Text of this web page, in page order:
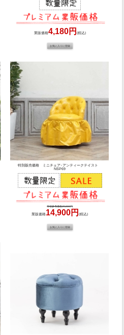
業販価格4,180円 (税込)
特別販売価格 ミニチェア･アンティークテイスト
NSP69
市場参考価格29,800円
業販価格14,900円(税込)